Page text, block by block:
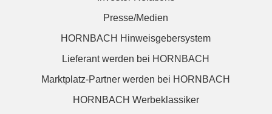
Presse/Medien
HORNBACH Hinweisgebersystem
Lieferant werden bei HORNBACH
Marktplatz-Partner werden bei HORNBACH
HORNBACH Werbeklassiker